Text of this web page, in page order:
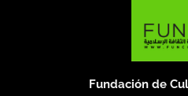
Fundación de